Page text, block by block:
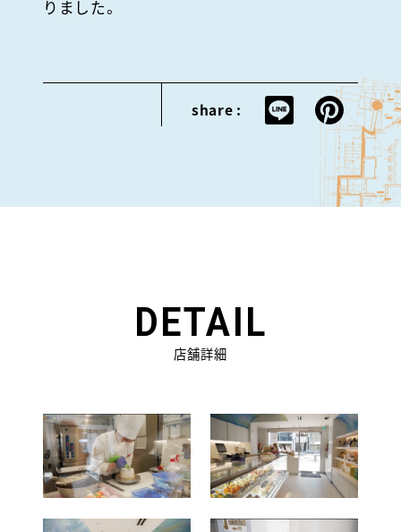
りました。
share :
DETAIL
店舗詳細